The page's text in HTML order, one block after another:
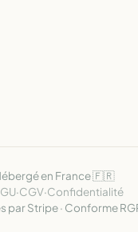
en France 🇫🇷
·CGV·Confidentialité
par Stripe · Conforme